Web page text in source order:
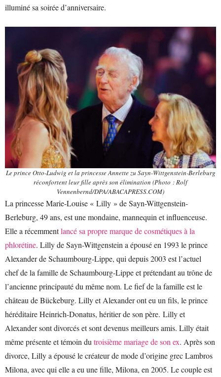
illuminé sa soirée d’anniversaire.
Le prince Otto-Ludwig et la princesse Annette zu Sayn-Wittgenstein-Berleburg
réconfortent leur fille après son élimination (Photo : Rolf
Vennenbernd/DPA/ABACAPRESS.COM)
La princesse Marie-Louise « Lilly » de Sayn-Wittgenstein-
Berleburg, 49 ans, est une mondaine, mannequin et influenceuse.
Elle a récemmentlancé sa propre marque de cosmétiques à la
phlorétine. Lilly de Sayn-Wittgenstein a épousé en 1993 le prince
Alexander de Schaumbourg-Lippe, qui depuis 2003 est l’actuel
chef de la famille de Schaumbourg-Lippe et prétendant au trône de
l’ancienne principauté du même nom. Le fief de la famille est le
château de Bückeburg. Lilly et Alexander ont eu un fils, le prince
héréditaire Heinrich-Donatus, héritier de son père. Lilly et
Alexander sont divorcés et sont devenus meilleurs amis. Lilly était
même présente et témoin du troisième mariage de son ex. Après son
divorce, Lilly a épousé le créateur de mode d’origine grec Lambros
Milona, avec qui elle a eu une fille, Milona, en 2005. Le couple est